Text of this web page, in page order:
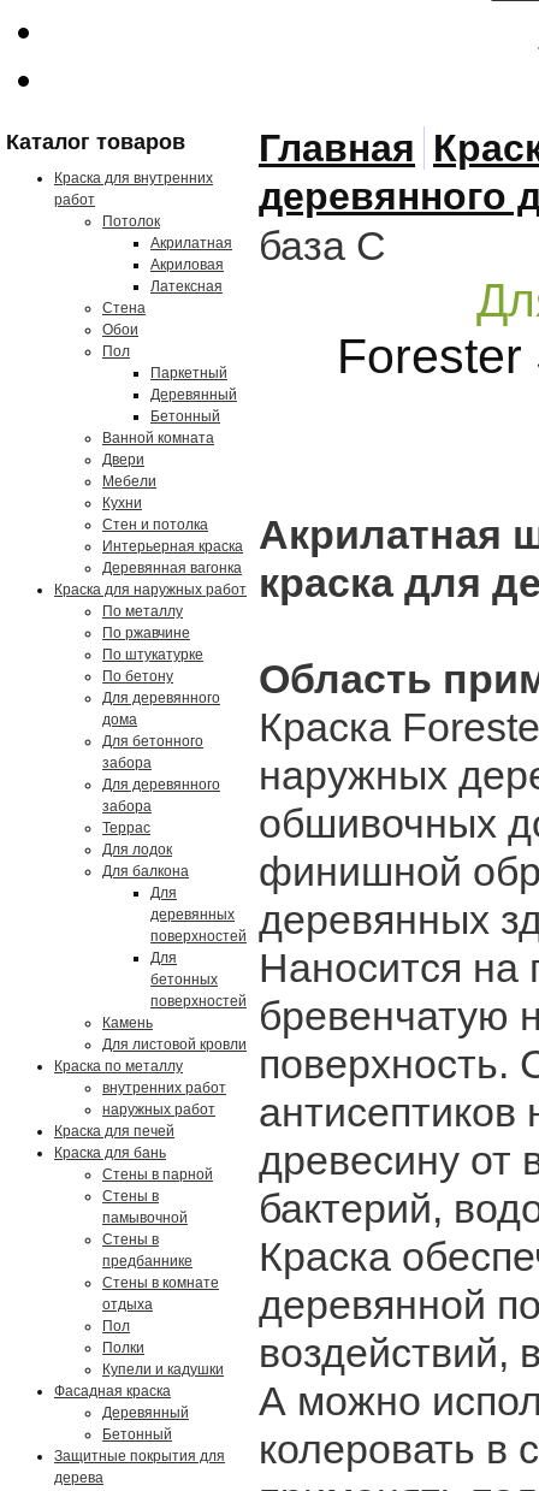
Каталог товаров
Краска для внутренних
работ
Потолок
Акрилатная
Акриловая
Латексная
Стена
Обои
Пол
Паркетный
Деревянный
Бетонный
Ванной комната
Двери
Мебели
Кухни
Стен и потолка
Интерьерная краска
Деревянная вагонка
Краска для наружных работ
По металлу
По ржавчине
По штукатурке
По бетону
Для деревянного
дома
Для бетонного
забора
Для деревянного
забора
Террас
Для лодок
Для балкона
Для
деревянных
поверхностей
Для
бетонных
поверхностей
Камень
Для листовой кровли
Краска по металлу
внутренних работ
наружных работ
Краска для печей
Краска для бань
Стены в парной
Стены в
памывочной
Стены в
предбаннике
Стены в комнате
отдыха
Пол
Полки
Купели и кадушки
Фасадная краска
Деревянный
Бетонный
Защитные покрытия для
дерева
Главная
деревянного
база С
Forester
Акрилатная
краска для
Область
Краска
наружных
обшивочных
финишной
деревянных
Наносится на
бревенчатую
поверхность.
древесину от
бактерий,
Краска
деревянной
воздействий,
А можно
колеровать в